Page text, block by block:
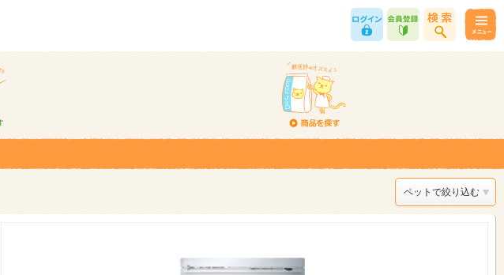
ペットで絞り込む